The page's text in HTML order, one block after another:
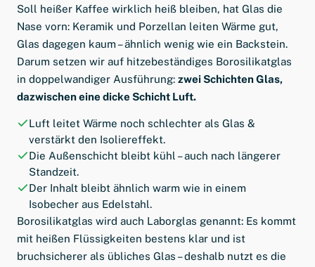
Soll heißer Kaffee wirklich heiß bleiben, hat Glas die
Nase vorn: Keramik und Porzellan leiten Wärme gut,
Glas dagegen kaum – ähnlich wenig wie ein Backstein.
Darum setzen wir auf hitzebeständiges Borosilikatglas
in doppelwandiger Ausführung: zwei Schichten Glas,
dazwischen eine dicke Schicht Luft.
Luft leitet Wärme noch schlechter als Glas &
verstärkt den Isoliereffekt.
Die Außenschicht bleibt kühl – auch nach längerer
Standzeit.
Der Inhalt bleibt ähnlich warm wie in einem
Isobecher aus Edelstahl.
Borosilikatglas wird auch Laborglas genannt: Es kommt
mit heißen Flüssigkeiten bestens klar und ist
bruchsicherer als übliches Glas – deshalb nutzt es die